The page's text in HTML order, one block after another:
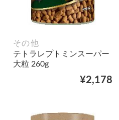
その他
テトラレプトミンスーパー
大粒 260g
¥2,178